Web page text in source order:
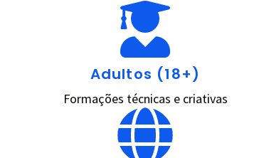
Adultos (18+)
Formações técnicas e criativas